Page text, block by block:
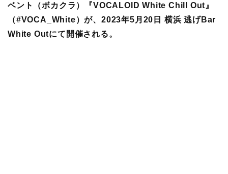
ベント（ボカクラ）『VOCALOID White Chill Out』
（#VOCA_White）が、2023年5月20日 横浜 逃げBar
White Outにて開催される。